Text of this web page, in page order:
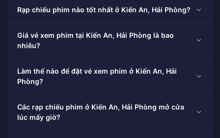
Rạp chiếu phim nào tốt nhất ở Kiến An, Hải Phòng?
Giá vé xem phim tại Kiến An, Hải Phòng là bao
nhiêu?
Làm thế nào để đặt vé xem phim ở Kiến An, Hải
Phòng?
Các rạp chiếu phim ở Kiến An, Hải Phòng mở cửa
lúc mấy giờ?